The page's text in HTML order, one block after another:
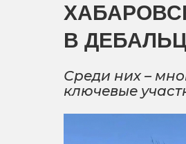
В
Среди них –
ключевые